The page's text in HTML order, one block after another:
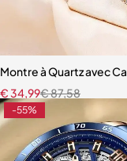
Montre à Quartz avec
€87,58
€34,99
-55%